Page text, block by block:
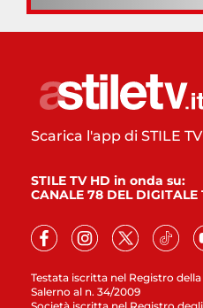
Testata iscritta nel Registro
Salerno al n. 34/2009
Scarica l'app di STILE
STILE TV HD in onda su:
CANALE 78 DEL DIGITALE